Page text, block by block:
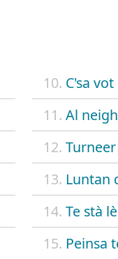
10. C'sa
11. Al
12.
13. Luntan
14. Te stà lè
15. Peinsa